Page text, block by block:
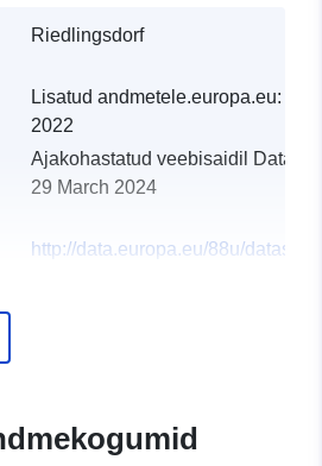
Riedlingsdorf
Lisatud andmetele.europa.eu:
2022
Ajakohastatud veebisaidil
29 March 2024
http://data.europa.eu/88u/